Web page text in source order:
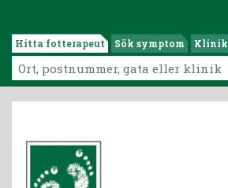
Hitta fotterapeut Sök symptom